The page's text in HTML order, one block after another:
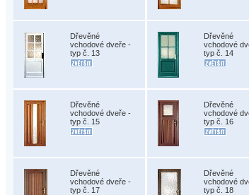
Dřevěné
vchodové dveře -
typ č. 13
Dřevěné
vchodové
typ č. 14
Dřevěné
vchodové dveře -
typ č. 15
Dřevěné
vchodové
typ č. 16
Dřevěné
vchodové dveře -
typ č. 17
Dřevěné
vchodové
typ č. 18